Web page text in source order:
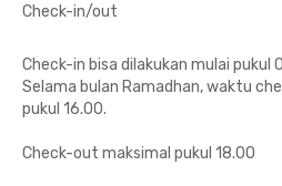
Check-in/out
Check-in bisa dilakukan mulai pukul
Selama bulan Ramadhan, waktu
pukul 16.00.
Check-out maksimal pukul 18.00